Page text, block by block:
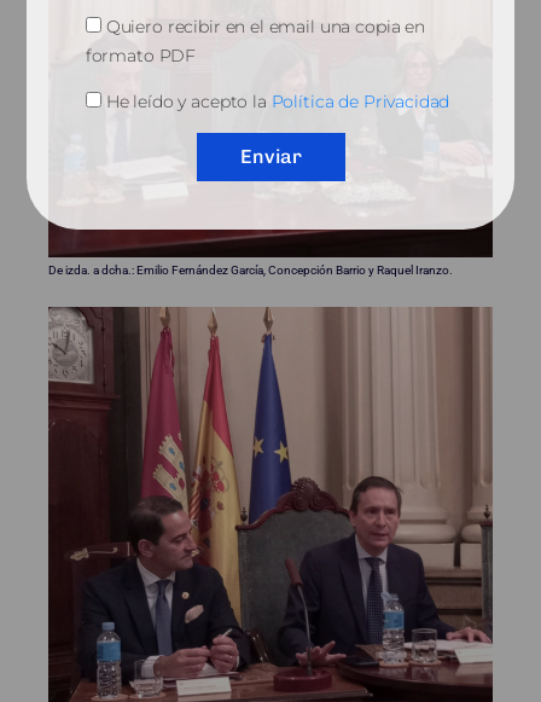
De izda. a dcha.: Emilio Fernández García, Concepción Barrio y Raquel Iranzo.
Quiero recibir en el email una copia en
formato PDF
He leído y acepto la Política de Privacidad
Enviar